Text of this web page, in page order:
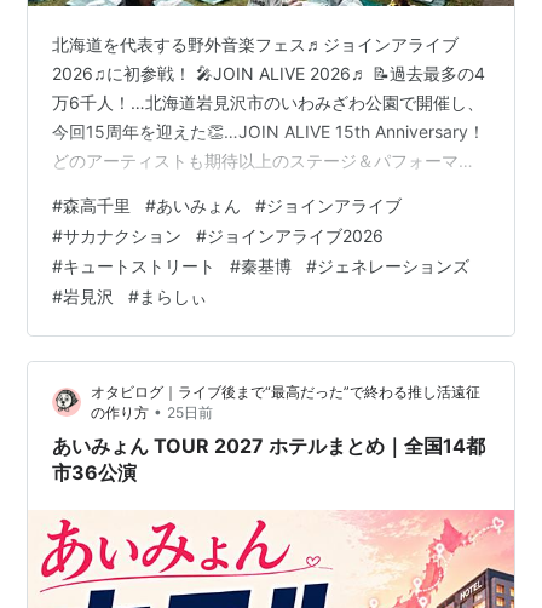
北海道を代表する野外音楽フェス♬ジョインアライブ
2026♫に初参戦！ 🎤JOIN ALIVE 2026♬ 📝過去最多の4
万6千人！…北海道岩見沢市のいわみざわ公園で開催し、
今回15周年を迎えた👏…JOIN ALIVE 15th Anniversary！
どのアーティストも期待以上のステージ＆パフォーマン
くの天気だった💧… 路面が泥濘で👡サンダルで正解だっ
た…ベテランの方は👢長靴を履いていたな… 会場の熱気
は終始衰えず…雨具を身に着けた観客も音楽が始まれば
手を振り！飛び跳ね！会場全体が一体感に包まれてい
た…傘禁止⚠ ジョインアライブのお目当て…
#森高千里 #あいみょん #ジョインアライブ
#サカナクション #ジョインアライブ2026
#キュートストリート #秦基博 #ジェネレーションズ
#岩見沢 #まらしぃ
オタビログ｜ライブ後まで“最高だった”で終わる推し活遠征
の作り方 • 25日前
あいみょん TOUR 2027 ホテルまとめ｜全国14都
市36公演